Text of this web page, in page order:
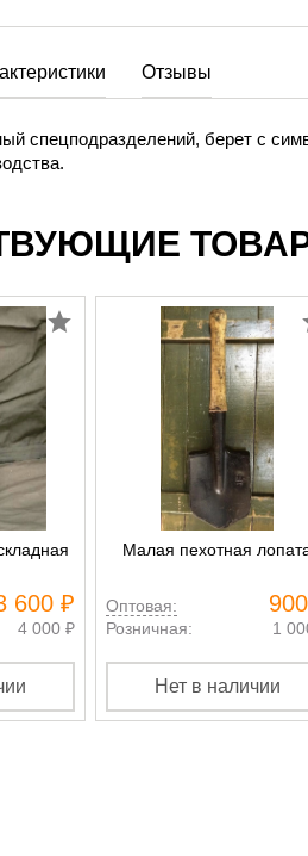
Отзывы
спецподразделений, берет с
600 ₽
4 000 ₽
Малая пехотная
Оптовая:
Розничная: 1
Нет в наличии